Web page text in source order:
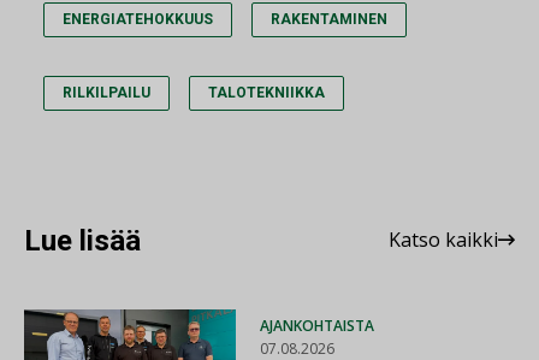
ENERGIATEHOKKUUS RAKENTAMINEN
RILKILPAILU TALOTEKNIIKKA
Lue lisää Katso kaikki
AJANKOHTAISTA
07.08.2026